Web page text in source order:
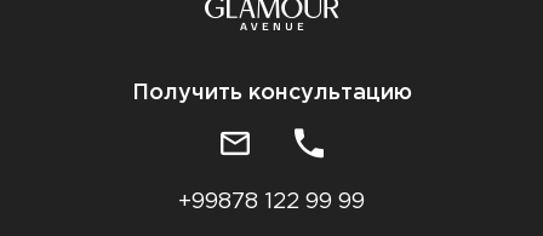
Получить консультацию
+99878 122 99 99